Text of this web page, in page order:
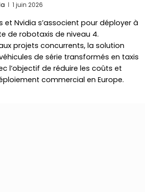
1 juin 2026
et Nvidia s’associent pour déployer à
de robotaxis de niveau 4.
projets concurrents, la solution
de série transformés en taxis
l’objectif de réduire les coûts et
commercial en Europe.